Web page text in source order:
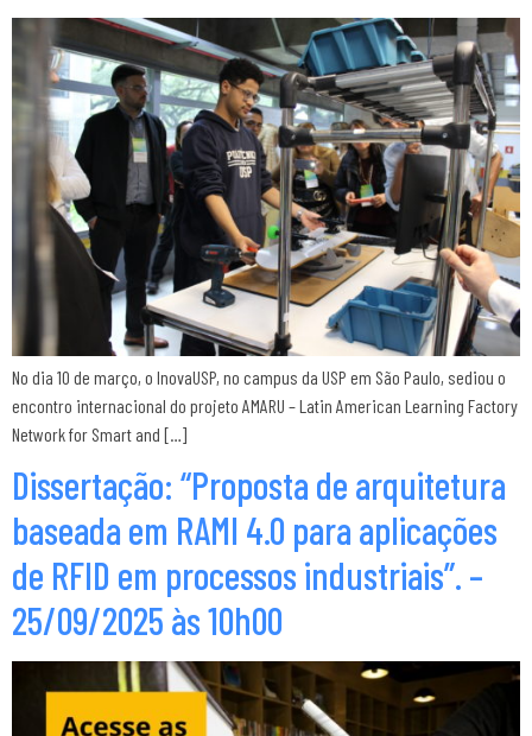
No dia 10 de março, o InovaUSP, no campus da USP em São Paulo, sediou o
encontro internacional do projeto AMARU – Latin American Learning Factory
Network for Smart and […]
Dissertação: “Proposta de arquitetura
baseada em RAMI 4.0 para aplicações
de RFID em processos industriais”. –
25/09/2025 às 10h00